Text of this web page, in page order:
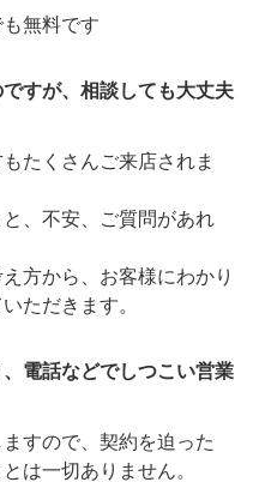
無料です
すが、相談しても大丈夫
たくさんご来店されま
、不安、ご質問があれ
方から、お客様にわかり
ただきます。
電話などでしつこい営業
すので、契約を迫った
は一切ありません。